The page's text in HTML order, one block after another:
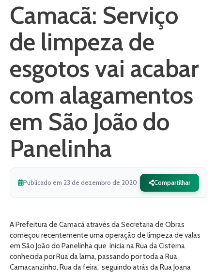
Camacã: Serviço
de limpeza de
esgotos vai acabar
com alagamentos
em São João do
Panelinha
Publicado em 23 de dezembro de 2020 Compartilhar
A Prefeitura de Camacã através da Secretaria de Obras
começou recentemente uma operação de limpeza de valas
em São João do Panelinha que inicia na Rua da Cisterna
conhecida por Rua da lama, passando por toda a Rua
Camacanzinho, Rua da feira, seguindo atrás da Rua Joana